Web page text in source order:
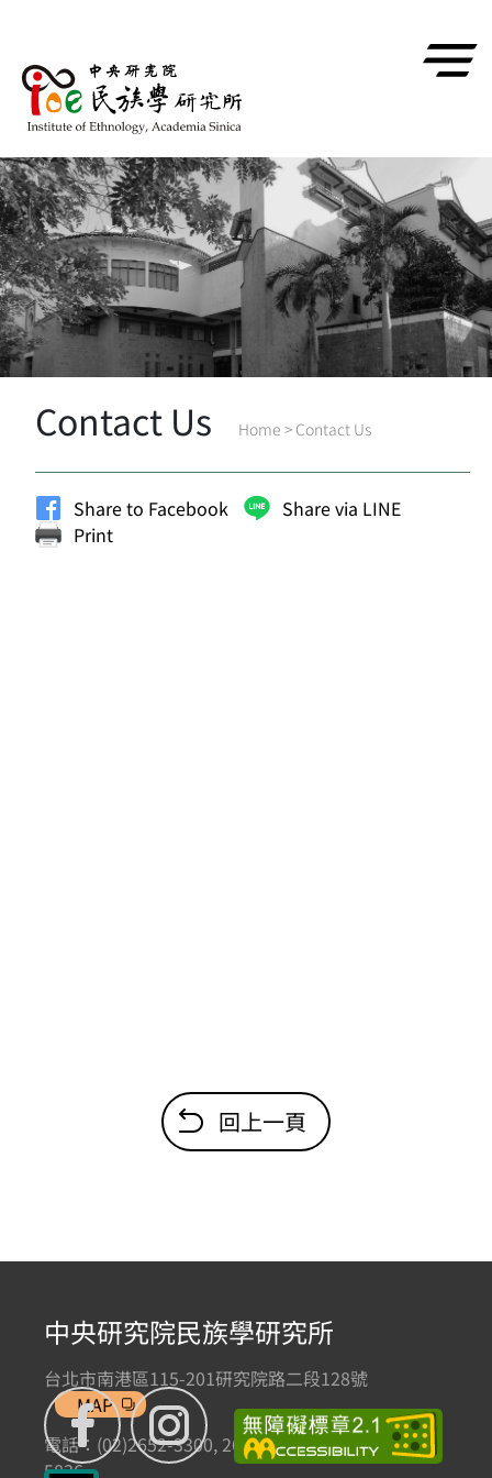
Contact Us Home > Contact Us
Share to Facebook
Share via LINE
Print
回上一頁
中央研究院民族學研究所
台北市南港區115-201研究院路二段128號
MAP
電話：(02)2652-3300, 2652-3301 傳真：(02)2785-
5836